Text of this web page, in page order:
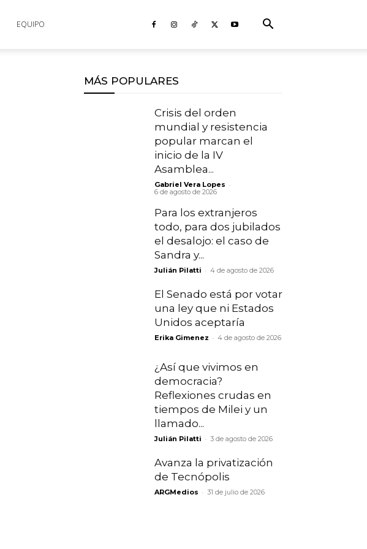
EQUIPO
MÁS POPULARES
Crisis del orden
mundial y resistencia
popular marcan el
inicio de la IV
Asamblea...
Gabriel Vera Lopes -
6 de agosto de 2026
Para los extranjeros
todo, para dos jubilados
el desalojo: el caso de
Sandra y...
Julián Pilatti - 4 de agosto de 2026
El Senado está por votar
una ley que ni Estados
Unidos aceptaría
Erika Gimenez - 4 de agosto de 2026
¿Así que vivimos en
democracia?
Reflexiones crudas en
tiempos de Milei y un
llamado...
Julián Pilatti - 3 de agosto de 2026
Avanza la privatización
de Tecnópolis
ARGMedios - 31 de julio de 2026